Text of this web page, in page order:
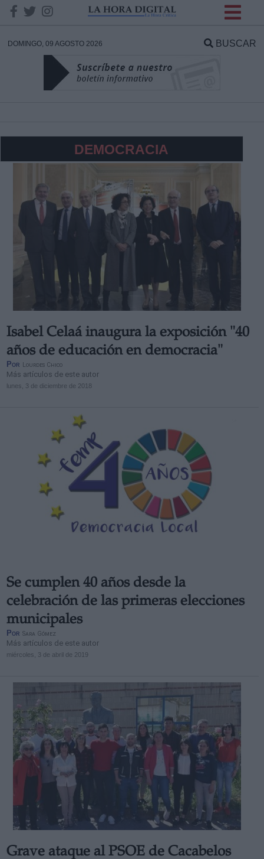
DOMINGO, 09 AGOSTO 2026 BUSCAR
DEMOCRACIA
Isabel Celaá inaugura la exposición "40
años de educación en democracia"
Por Lourdes Chico
Más artículos de este autor
lunes, 3 de diciembre de 2018
Se cumplen 40 años desde la
celebración de las primeras elecciones
municipales
Por Sara Gómez
Más artículos de este autor
miércoles, 3 de abril de 2019
Grave ataque al PSOE de Cacabelos
DATOS
Responsable:
Legitimación:
Destinatarios:
Derechos: